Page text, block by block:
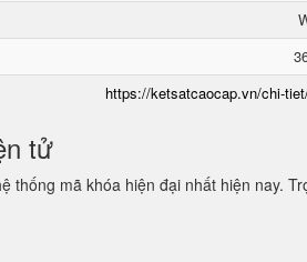
https://ketsatcaocap.vn/chi-
tử
thống mã khóa hiện đại nhất hiện nay.